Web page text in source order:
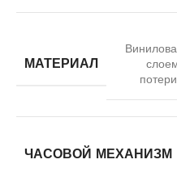
МАТЕРИАЛ
ЧАСОВОЙ МЕХАНИЗМ